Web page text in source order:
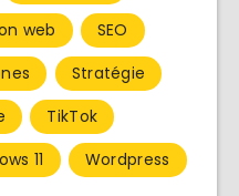
web
SEO
Stratégie
TikTok
11
Wordpress